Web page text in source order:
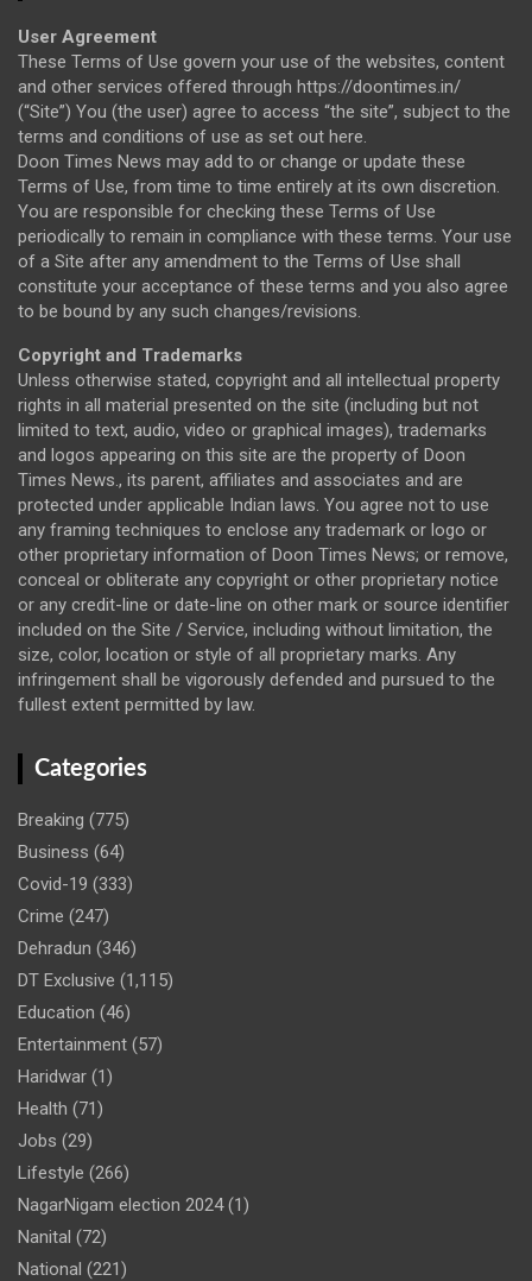
User Agreement
These Terms of Use govern your use of the websites, content
and other services offered through https://doontimes.in/
(“Site”) You (the user) agree to access “the site”, subject to the
terms and conditions of use as set out here.
Doon Times News may add to or change or update these
Terms of Use, from time to time entirely at its own discretion.
You are responsible for checking these Terms of Use
periodically to remain in compliance with these terms. Your use
of a Site after any amendment to the Terms of Use shall
constitute your acceptance of these terms and you also agree
to be bound by any such changes/revisions.
Copyright and Trademarks
Unless otherwise stated, copyright and all intellectual property
rights in all material presented on the site (including but not
limited to text, audio, video or graphical images), trademarks
and logos appearing on this site are the property of Doon
Times News., its parent, affiliates and associates and are
protected under applicable Indian laws. You agree not to use
any framing techniques to enclose any trademark or logo or
other proprietary information of Doon Times News; or remove,
conceal or obliterate any copyright or other proprietary notice
or any credit-line or date-line on other mark or source identifier
included on the Site / Service, including without limitation, the
size, color, location or style of all proprietary marks. Any
infringement shall be vigorously defended and pursued to the
fullest extent permitted by law.
Categories
Breaking (775)
Business (64)
Covid-19 (333)
Crime (247)
Dehradun (346)
DT Exclusive (1,115)
Education (46)
Entertainment (57)
Haridwar (1)
Health (71)
Jobs (29)
Lifestyle (266)
NagarNigam election 2024(1)
Nanital (72)
National (221)